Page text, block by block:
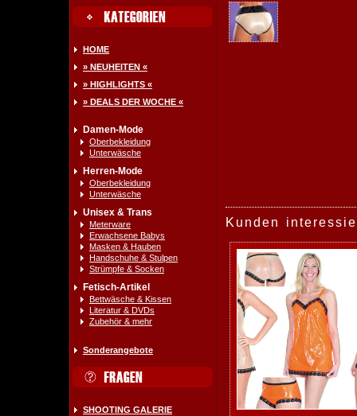
HOME
» NEUHEITEN «
» HIGHLIGHTS «
» DEALS DER WOCHE «
Damen-Mode
Oberbekleidung
Unterwäsche
Herren-Mode
Oberbekleidung
Unterwäsche
Unisex & Trans
Meterware
Erwachsene Babys
Masken & Hauben
Handschuhe & Stulpen
Strümpfe & Socken
Fetisch-Artikel
Bettwäsche & Kissen
Literatur & DVDs
Zubehör & mehr
Sonderangebote
SHOOTING GALERIE
Kunden